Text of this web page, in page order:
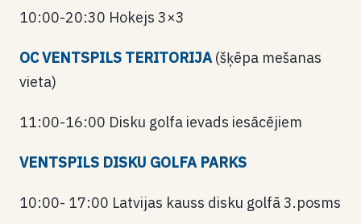
10:00-20:30 Hokejs 3×3
OC VENTSPILS TERITORIJA(šķēpa mešanas
vieta)
11:00-16:00 Disku golfa ievads iesācējiem
VENTSPILS DISKU GOLFA PARKS
10:00- 17:00 Latvijas kauss disku golfā 3.posms